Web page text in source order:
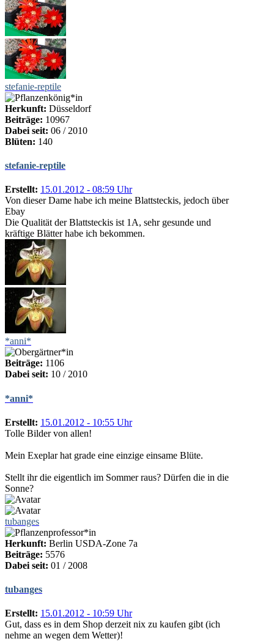
stefanie-reptile
Herkunft: Düsseldorf
Beiträge: 10967
Dabei seit: 06 / 2010
Blüten: 140
stefanie-reptile
Erstellt: 15.01.2012 - 08:59 Uhr
Von dieser Dame habe ich meine Blattsteckis, jedoch über
Ebay
Die Qualität der Blattsteckis ist 1A, sehr gesunde und
kräftige Blätter habe ich bekommen.
*anni*
Beiträge: 1106
Dabei seit: 10 / 2010
*anni*
Erstellt: 15.01.2012 - 10:55 Uhr
Tolle Bilder von allen!
Mein Exeplar hat grade eine einzige einsame Blüte.
Stellt ihr die eigentlich im Sommer raus? Dürfen die in die
Sonne?
tubanges
Herkunft: Berlin USDA-Zone 7a
Beiträge: 5576
Dabei seit: 01 / 2008
tubanges
Erstellt: 15.01.2012 - 10:59 Uhr
Gut, dass es in dem Shop derzeit nix zu kaufen gibt (ich
nehme an wegen dem Wetter)!